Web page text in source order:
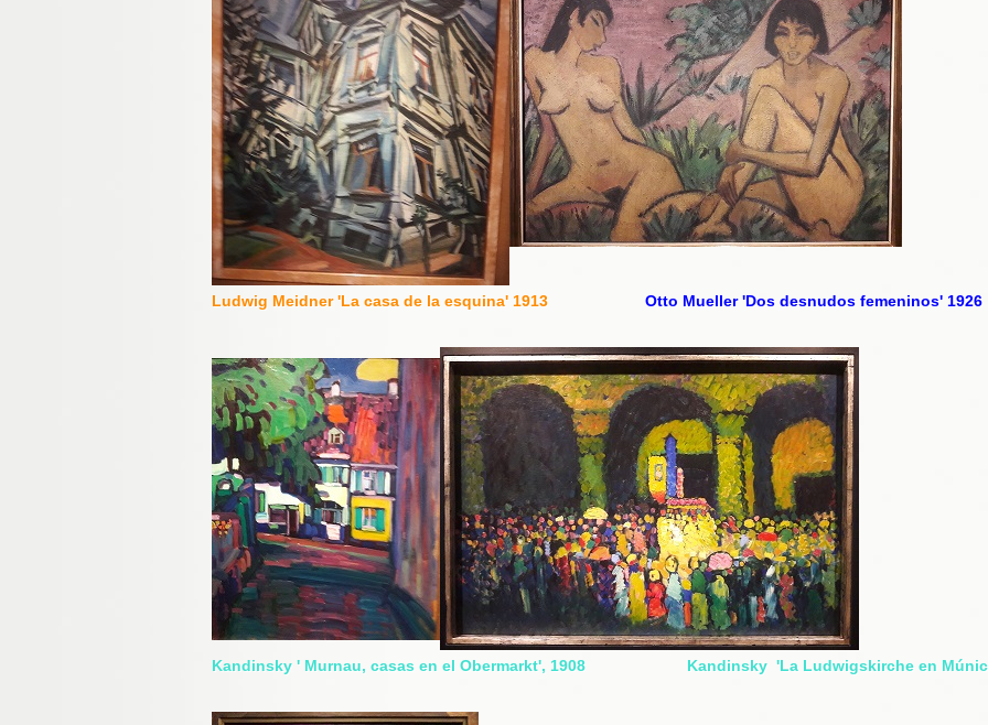
Ludwig Meidner 'La casa de la esquina' 1913 Otto Mueller 'Dos desnudos femeninos' 1926
Kandinsky ' Murnau, casas en el Obermarkt', 1908 Kandinsky 'La Ludwigskirche en